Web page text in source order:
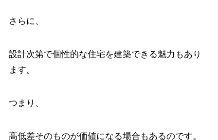
さらに、
設計次第で個性的な住宅を建築できる魅力もあり
ます。
つまり、
高低差そのものが価値になる場合もあるのです。